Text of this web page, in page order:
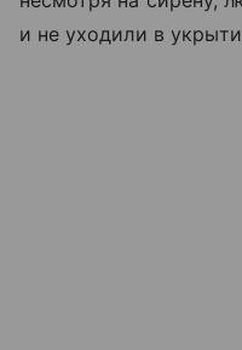
и не уходили в